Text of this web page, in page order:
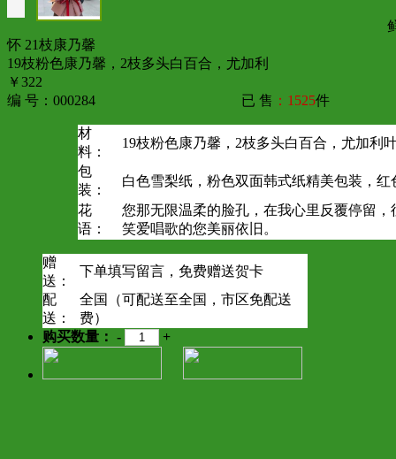
怀 21枝康乃馨
19枝粉色康乃馨，2枝多头白百合，尤加利
￥322
编 号：000284
已 售 ：1525件
材
料：
19枝粉色康乃馨，2枝多头白百合，尤加利
包
装：
白色雪梨纸，粉色双面韩式纸精美包装，红
花
语：
您那无限温柔的脸孔，在我心里反覆停留，
笑爱唱歌的您美丽依旧。
赠
送：
下单填写留言，免费赠送贺卡
配
送：
全国（可配送至全国，市区免配送
费）
购买数量： - +